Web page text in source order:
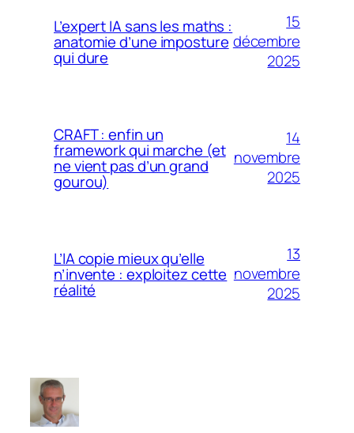
L’expert IA sans les maths :
anatomie d’une imposture
qui dure
15
décembre
2025
CRAFT : enfin un
framework qui marche (et
ne vient pas d’un grand
gourou)
14
novembre
2025
L’IA copie mieux qu’elle
n’invente : exploitez cette
réalité
13
novembre
2025